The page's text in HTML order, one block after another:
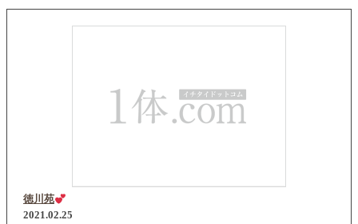
徳川苑
2021.02.25